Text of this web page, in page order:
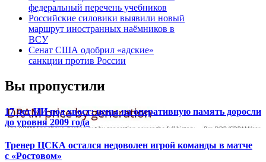
федеральный перечень учебников
Российские силовики выявили новый
маршрут иностранных наёмников в
ВСУ
Сенат США одобрил «адские»
санкции против России
Вы пропустили
17 лет ИИ под хвост: цены на оперативную память доросли
до уровня 2009 года
Тренер ЦСКА остался недоволен игрой команды в матче
с «Ростовом»